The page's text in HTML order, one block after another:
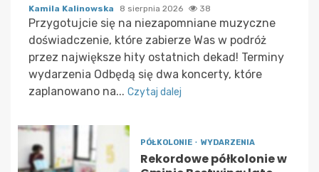
Kamila Kalinowska 8 sierpnia 2026 38
Przygotujcie się na niezapomniane muzyczne
doświadczenie, które zabierze Was w podróż
przez największe hity ostatnich dekad! Terminy
wydarzenia Odbędą się dwa koncerty, które
zaplanowano na... Czytaj dalej
PÓŁKOLONIE WYDARZENIA
Rekordowe półkolonie w